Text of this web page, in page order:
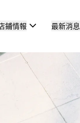
鋪情報 最新消息